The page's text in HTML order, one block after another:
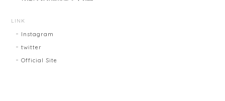
LINK
Instagram
twitter
Official Site